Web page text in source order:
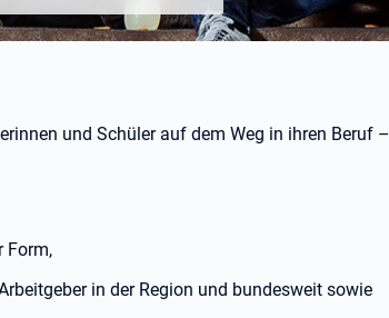
und Schüler auf dem Weg in ihren Beruf –
Form,
in der Region und bundesweit sowie